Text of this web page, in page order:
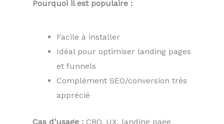
Pourquoi il est populaire :
Facile à installer
Idéal pour optimiser landing pages
et funnels
Complément SEO/conversion très
apprécié
Cas d’usage : CRO, UX, landing page